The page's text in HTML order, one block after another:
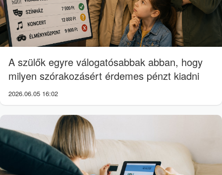
A szülők egyre válogatósabbak abban, hogy
milyen szórakozásért érdemes pénzt kiadni
2026.06.05 16:02